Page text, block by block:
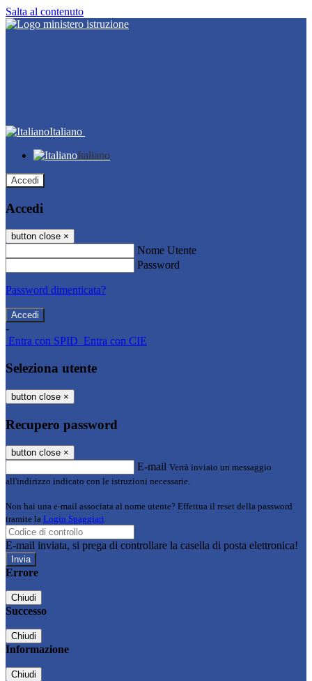
Salta al contenuto
Italiano
Italiano
Accedi
Accedi
button close ×
Nome Utente
Password
Password dimenticata?
-
Entra con SPID Entra con CIE
Seleziona utente
button close ×
Recupero password
button close ×
E-mail Verrà inviato un messaggio
all'indirizzo indicato con le istruzioni necessarie.
Non hai una e-mail associata al nome utente? Effettua il reset della password
tramite la Login Spaggiari
E-mail inviata, si prega di controllare la casella di posta elettronica!
Errore
Chiudi
Successo
Chiudi
Informazione
Chiudi